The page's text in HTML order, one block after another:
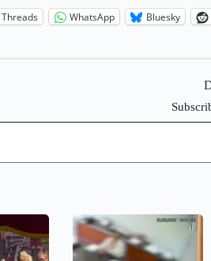
Threads WhatsApp Bluesky